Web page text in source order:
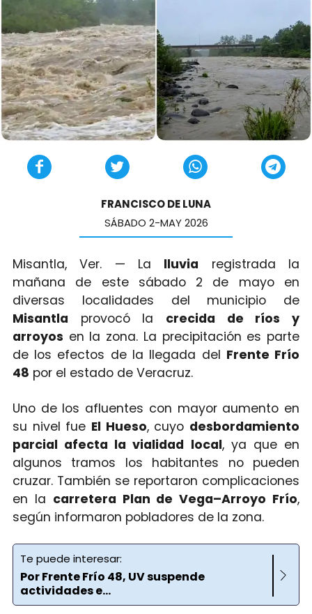
FRANCISCO DE LUNA
SÁBADO 2-MAY 2026
Misantla, Ver. — La lluvia registrada la
mañana de este sábado 2 de mayo en
diversas localidades del municipio de
Misantla provocó la crecida de ríos y
arroyos en la zona. La precipitación es parte
de los efectos de la llegada del Frente Frío
48 por el estado de Veracruz.
Uno de los afluentes con mayor aumento en
su nivel fue El Hueso, cuyo desbordamiento
parcial afecta la vialidad local, ya que en
algunos tramos los habitantes no pueden
cruzar. También se reportaron complicaciones
en la carretera Plan de Vega–Arroyo Frío,
según informaron pobladores de la zona.
Te puede interesar:
Por Frente Frío 48, UV suspende
actividades e...